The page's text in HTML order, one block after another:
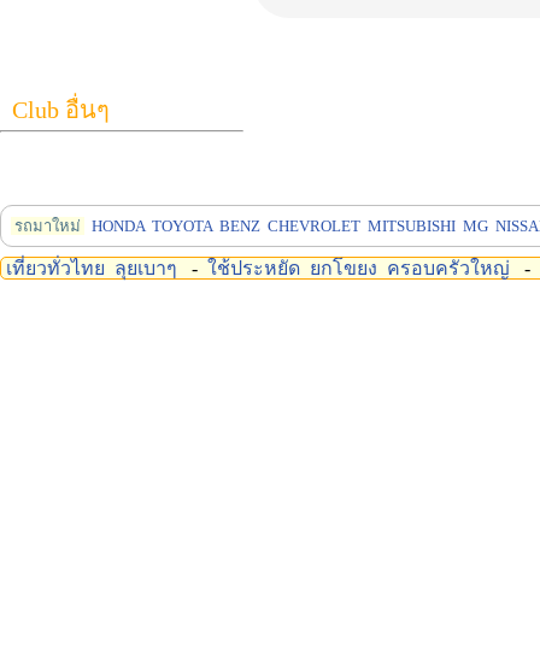
Club อื่นๆ
รถมาใหม่ HONDA TOYOTA BENZ CHEVROLET MITSUBISHI MG
เที่ยวทั่วไทย ลุยเบาๆ - ใช้ประหยัด ยกโขยง ครอบครัวใหญ่ -